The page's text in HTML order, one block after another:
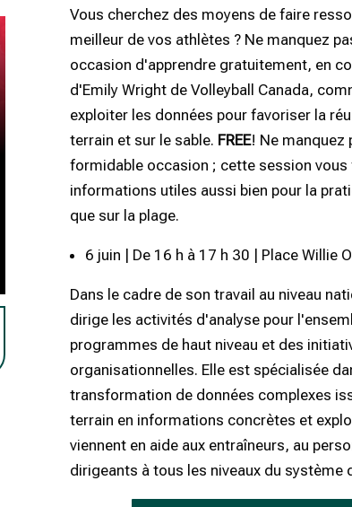
Vous cherchez des moyens de faire
meilleur de vos athlètes ? Ne manquez
occasion d'apprendre gratuitement, en
d'Emily Wright de Volleyball Canada,
exploiter les données pour favoriser la
terrain et sur le sable. FREE! Ne manquez
formidable occasion ; cette session vous
informations utiles aussi bien pour la
que sur la plage.
6 juin | De 16 h à 17 h 30 | Place Willie
Dans le cadre de son travail au niveau
dirige les activités d'analyse pour
programmes de haut niveau et des
organisationnelles. Elle est spécialisée
transformation de données complexes
terrain en informations concrètes et
viennent en aide aux entraîneurs, au
dirigeants à tous les niveaux du système